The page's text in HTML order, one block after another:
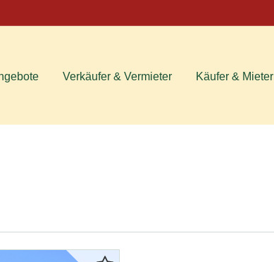
Verkäufer & Vermieter Käufer & Mieter